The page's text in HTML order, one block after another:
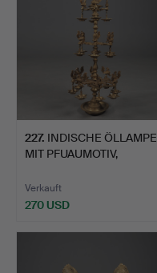
227. INDISCHE ÖLLAMPE
MIT PFUAUMOTIV,
Verkauft
270 USD